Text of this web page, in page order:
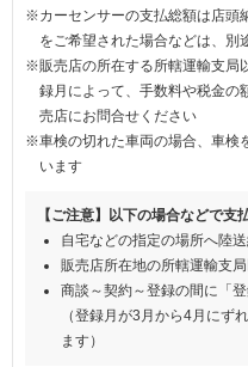
※カーセンサーの支払総額は店頭
をご希望された場合などは、別
※販売店の所在する所轄運輸支局
録月によって、手数料や税金の
売店にお問合せください
※車検の切れた車両の場合、車検
います
【ご注意】以下の場合などで支
自宅などの指定の場所へ陸
販売店所在地の所轄運輸支
商談～契約～登録の間に「
（登録月が3月から4月にず
ます）